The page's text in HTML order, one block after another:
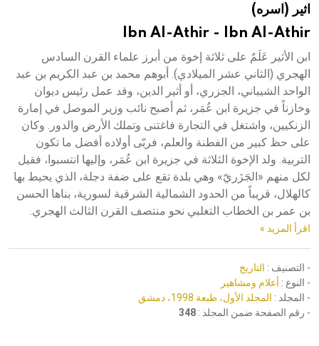
هيئة الموسوعة العربية تطلق موسوعات جديدة في عام 2026اثير (اسره)
Ibn Al-Athir - Ibn Al-Athir
ابن الأثير عَلَمٌ على ثلاثة إخوة من أبرز علماء القرن السادس
الهجري (الثاني عشر الميلادي). أبوهم محمد بن عبد الكريم بن عبد
الواحد الشيباني، الجزري، أو أثير الدين، وقد عمل رئيس ديوان
وخازناً في جزيرة ابن عُمَر، ثم أصبح نائب وزير الموصل في إمارة
الزنكيين، واشتغل في التجارة فاغتنى وتملك الأرض والدور. وكان
على حظ كبير من الفطنة والعلم، فربّى أولاده أفضل ما تكون
التربية. ولد الإخوة الثلاثة في جزيرة ابن عُمَر، وإليها انتسبوا، فقيل
لكل منهم «الجَزَريّ» وهي بلدة تقع على ضفة دجلة، الذي يحيط بها
كالهلال، قريباً من الحدود الشمالية الشرقية لسورية، بناها الحسن
بن عمر بن الخطاب التغلبي نحو منتصف القرن الثالث الهجري.
اقرأ المزيد »
- التصنيف : التاريخ
- النوع : أعلام ومشاهير
- المجلد : المجلد الأول، طبعة 1998، دمشق
- رقم الصفحة ضمن المجلد : 348